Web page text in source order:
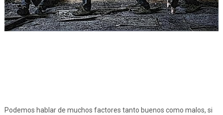
Podemos hablar de muchos factores tanto buenos como malos, si